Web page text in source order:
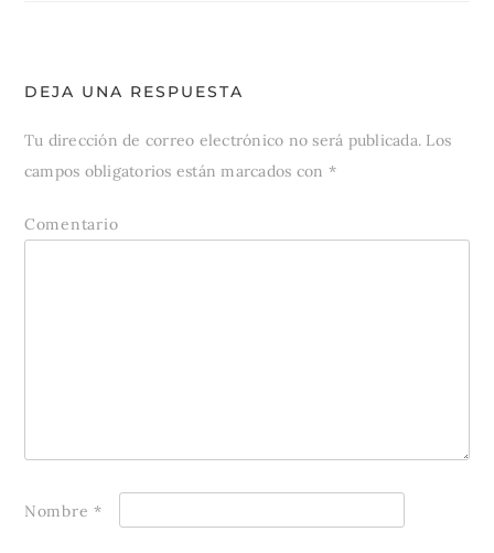
DEJA UNA RESPUESTA
Tu dirección de correo electrónico no será publicada. Los
campos obligatorios están marcados con *
Comentario
Nombre*